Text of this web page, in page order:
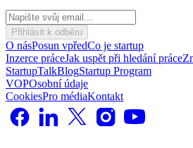
Přihlásit k odběru
O násPosun vpředCo je startup
Inzerce práceJak uspět při hledání práce
StartupTalkBlogStartup Program
VOPOsobní údaje
CookiesPro médiaKontakt